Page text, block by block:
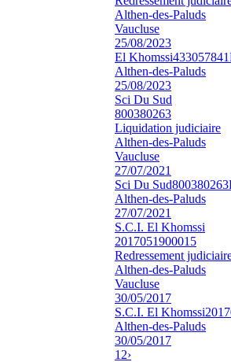
Althen-des-Paluds
Vaucluse
25/08/2023
El Khomssi433057841
Althen-des-Paluds
25/08/2023
Sci Du Sud
800380263
Liquidation judiciaire
Althen-des-Paluds
Vaucluse
27/07/2021
Sci Du Sud800380263
Althen-des-Paluds
27/07/2021
S.C.I. El Khomssi
2017051900015
Redressement
Althen-des-Paluds
Vaucluse
30/05/2017
S.C.I. El Khomssi
Althen-des-Paluds
30/05/2017
1 2›